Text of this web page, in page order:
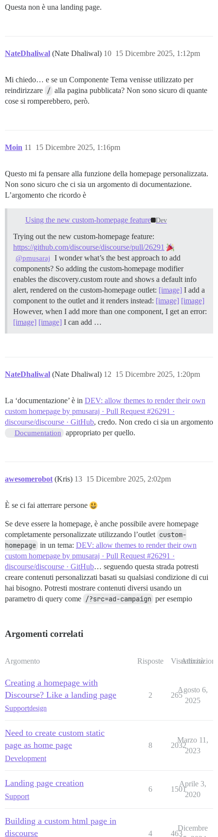
Questa non è una landing page.
NateDhaliwal (Nate Dhaliwal) 15 Dicembre 2025, 1:12pm
10
Mi chiedo… e se un Componente Tema venisse utilizzato per
reindirizzare / alla pagina pubblicata? Non sono sicuro di quante
cose si romperebbero, però.
Moin 15 Dicembre 2025, 1:16pm
11
Questo mi fa pensare alla funzione della homepage personalizzata.
Non sono sicuro che ci sia un argomento di documentazione.
L’argomento che ricordo è
Using the new custom-homepage feature Dev
Trying out the new custom-homepage feature:
https://github.com/discourse/discourse/pull/26291
@pmusaraj
I wonder what’s the best approach to add
components? So adding the custom-homepage modifier
enables the discovery.custom route and shows a default info
alert, rendered on the custom-homepage outlet: [image] I add a
component to the outlet and it renders instead: [image] [image]
However, when I add more than one component, I get an error:
[image] [image] I can add …
NateDhaliwal (Nate Dhaliwal) 15 Dicembre 2025, 1:20pm
12
La ‘documentazione’ è in DEV: allow themes to render their own
custom homepage by pmusaraj · Pull Request #26291 ·
discourse/discourse · GitHub, credo. Non credo ci sia un argomento
Documentation appropriato per quello.
awesomerobot (Kris) 15 Dicembre 2025, 2:02pm
13
È se ci fai atterrare persone
Se deve essere la homepage, è anche possibile avere homepage
completamente personalizzate utilizzando l’outlet custom-
homepage in un tema: DEV: allow themes to render their own
custom homepage by pmusaraj · Pull Request #26291 ·
discourse/discourse · GitHub… seguendo questa strada potresti
creare contenuti personalizzati basati su qualsiasi condizione di cui
hai bisogno. Potresti mostrare contenuti diversi usando un
parametro di query come /?src=ad-campaign per esempio
Argomenti correlati
Argomento Risposte Visualizzazioni
Attività
Creating a homepage with
Discourse? Like a landing page
Supportdesign
2 265
Agosto 6,
2025
Need to create custom static
page as home page
Development
8 2032
Marzo 11,
2023
Landing page creation
Support
6 1501
Aprile 3,
2020
Building a custom html page in
discourse
4 463
Dicembre